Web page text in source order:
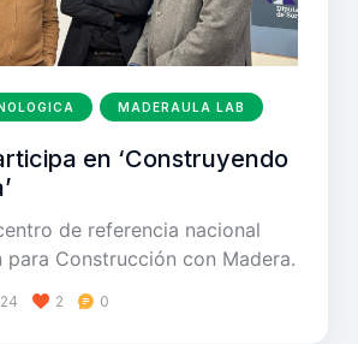
MADERAULA LAB
en ‘Construyendo
de referencia nacional
para Construcción con Madera.
2 0